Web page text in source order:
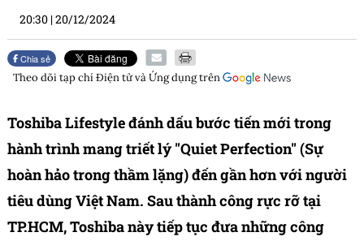
20:30 |20/12/2024
Chia sẻ
Theo dõi tạp chíĐiện tử và Ứng dụngtrên
Toshiba Lifestyle đánh dấu bước tiến mới trong
hành trình mang triết lý "Quiet Perfection" (Sự
hoàn hảo trong thầm lặng) đến gần hơn với người
tiêu dùng Việt Nam. Sau thành công rực rỡ tại
TP.HCM, Toshiba này tiếp tục đưa những công